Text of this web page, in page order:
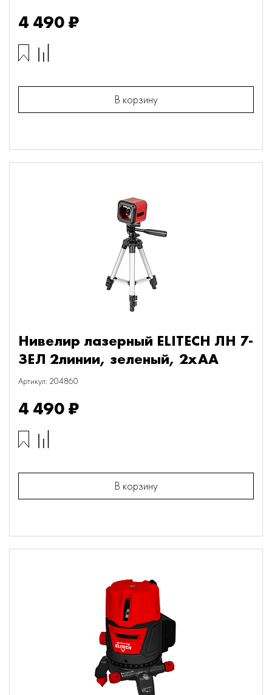
4 490 ₽
В корзину
Нивелир лазерный ELITECH ЛН 7-
ЗЕЛ 2линии, зеленый, 2хАА
Артикул: 204860
4 490 ₽
В корзину